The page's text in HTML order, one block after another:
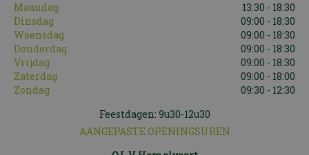
Maandag
13:30 - 18:30
Dinsdag
09:00 - 18:30
Woensdag
09:00 - 18:30
Donderdag
09:00 - 18:30
Vrijdag
09:00 - 18:30
Zaterdag
09:00 - 18:00
Zondag
09:30 - 12:30
Feestdagen: 9u30-12u30
AANGEPASTE OPENINGSUREN